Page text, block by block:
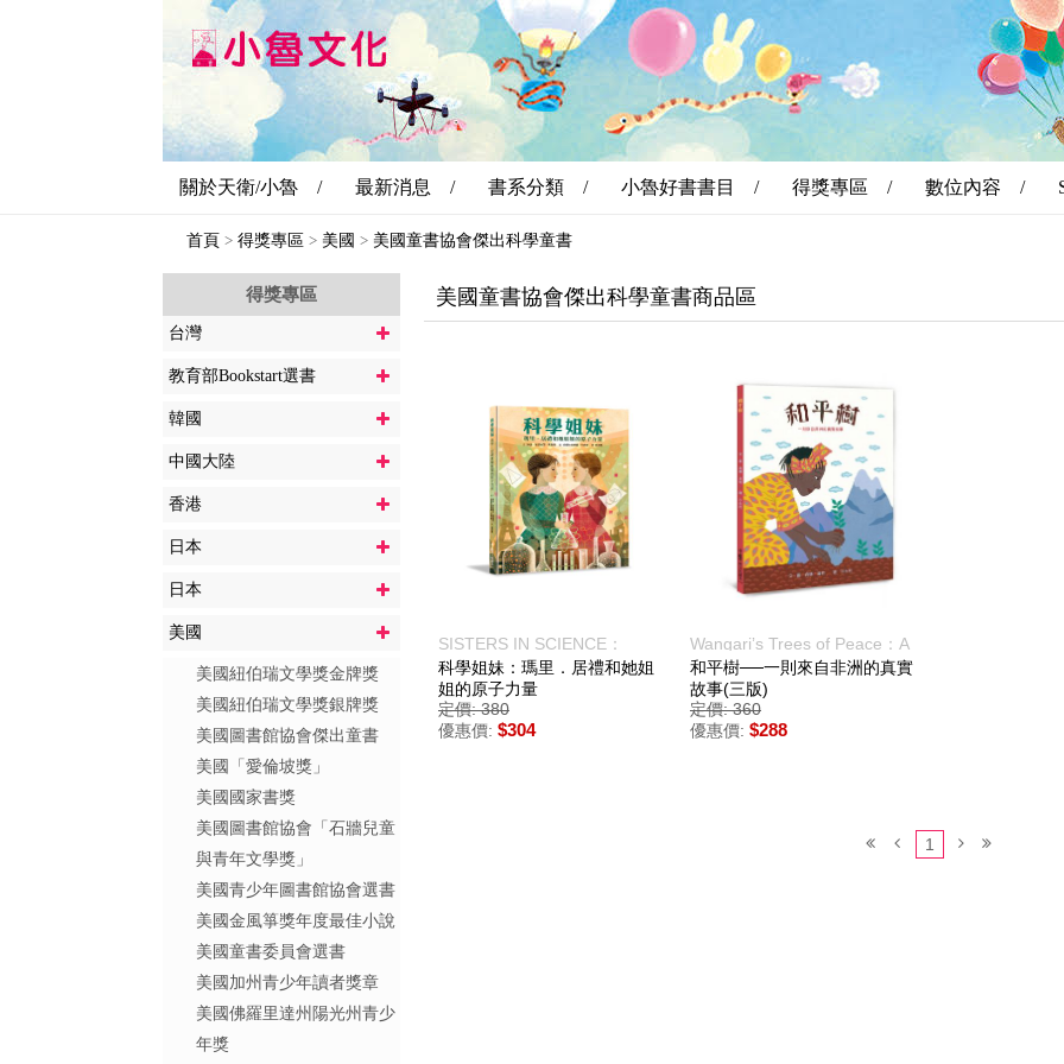
關於天衛/小魯 / 最新消息 / 書系分類 / 小魯好書書目 / 得獎專區 / 數位內容 /
首頁 > 得獎專區 > 美國 > 美國童書協會傑出科學童書
得獎專區
台灣
教育部Bookstart選書
韓國
中國大陸
香港
日本
日本
美國
美國紐伯瑞文學獎金牌獎
美國紐伯瑞文學獎銀牌獎
美國圖書館協會傑出童書
美國「愛倫坡獎」
美國國家書獎
美國圖書館協會「石牆兒童
與青年文學獎」
美國青少年圖書館協會選書
美國金風箏獎年度最佳小說
美國童書委員會選書
美國加州青少年讀者獎章
美國佛羅里達州陽光州青少
年獎
美國童書協會傑出科學童書商品區
SISTERS IN SCIENCE：
MARIE CURIE, BRONIA
DŁUSKA,AND
科學姐妹：瑪里．居禮和她姐
姐的原子力量
定價: 380
優惠價: $304
Wangariʼs Trees of Peace：A
True Story from Africa
和平樹──一則來自非洲的真實
故事(三版)
定價: 360
優惠價: $288
1